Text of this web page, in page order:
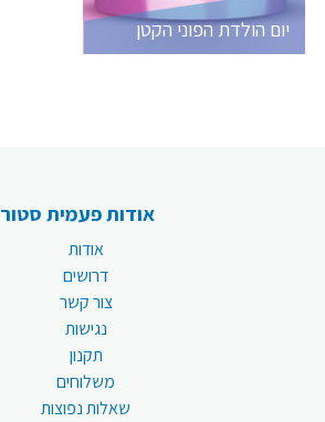
יום הולדת הפוני הקטן
אודות פעמית סטור
אודות
דרושים
צור קשר
נגישות
תקנון
משלוחים
שאלות נפוצות